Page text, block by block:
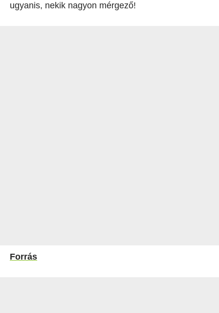
ugyanis, nekik nagyon mérgező!
Forrás